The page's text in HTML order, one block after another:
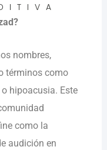
nombres,
términos como
hipoacusia. Este
como la
audición en